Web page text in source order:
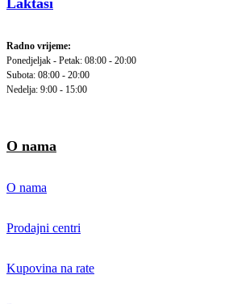
Laktaši
Radno vrijeme:
Ponedjeljak - Petak: 08:00 - 20:00
Subota: 08:00 - 20:00
Nedelja: 9:00 - 15:00
O nama
O nama
Prodajni centri
Kupovina na rate